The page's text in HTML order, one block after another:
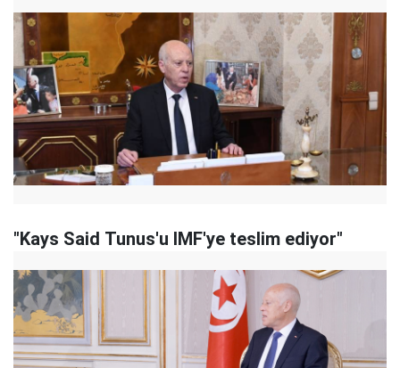
"Kays Said Tunus'u IMF'ye teslim ediyor"